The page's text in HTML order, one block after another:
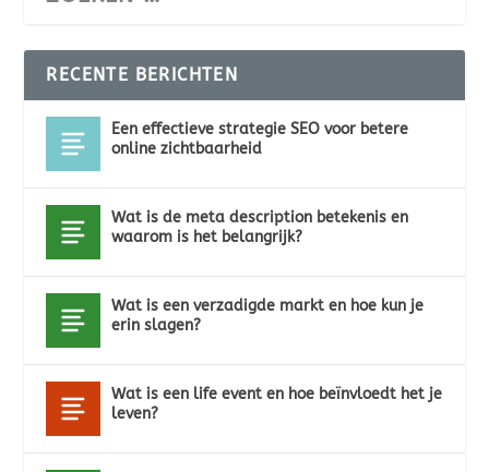
RECENTE BERICHTEN
Een effectieve strategie SEO voor betere
online zichtbaarheid
Wat is de meta description betekenis en
waarom is het belangrijk?
Wat is een verzadigde markt en hoe kun je
erin slagen?
Wat is een life event en hoe beïnvloedt het je
leven?